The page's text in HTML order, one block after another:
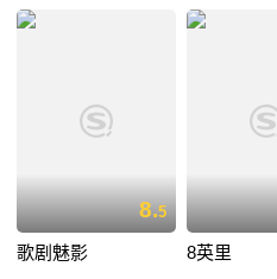
8.5
歌剧魅影 8英里